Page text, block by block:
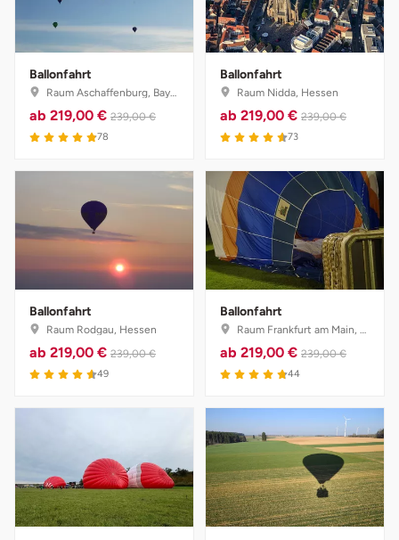
Ballonfahrt
Raum Aschaffenburg, Bayern
ab 219,00 € 239,00 €
78
Ballonfahrt
Raum Nidda, Hessen
ab 219,00 € 239,00 €
73
Ballonfahrt
Raum Rodgau, Hessen
ab 219,00 € 239,00 €
49
Ballonfahrt
Raum Frankfurt am Main, Hessen
ab 219,00 € 239,00 €
44
sächsische Schweiz